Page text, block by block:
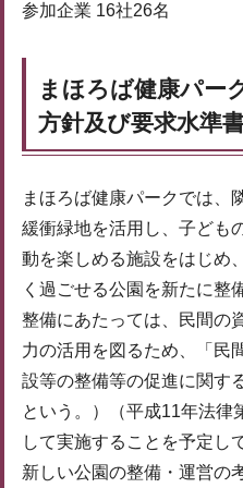
参加企業 16社26名
まほろば健康パー
方針及び要求水準
まほろば健康パークでは、
緩衝緑地を活用し、子ども
動を楽しめる施設をはじめ
く過ごせる公園を新たに整
整備にあたっては、民間の
力の活用を図るため、「民
設等の整備等の促進に関す
という。）（平成11年法律
して実施することを予定し
新しい公園の整備・運営の